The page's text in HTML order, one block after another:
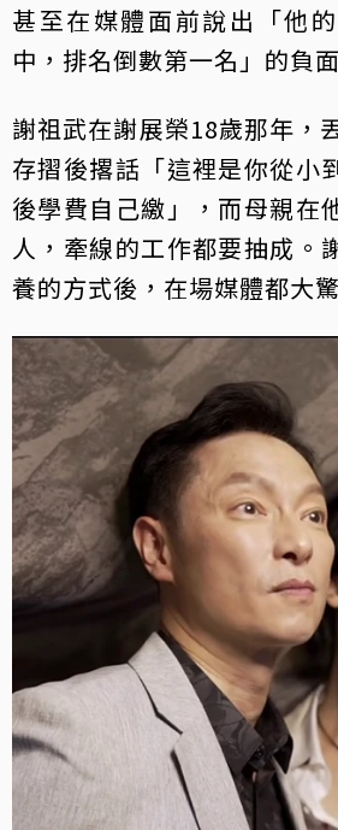
甚至在媒體面前說出「他
中，排名倒數第一名」的負
謝祖武在謝展榮18歲那年，
存摺後撂話「這裡是你從小
後學費自己繳」，而母親在
人，牽線的工作都要抽成。
養的方式後，在場媒體都大